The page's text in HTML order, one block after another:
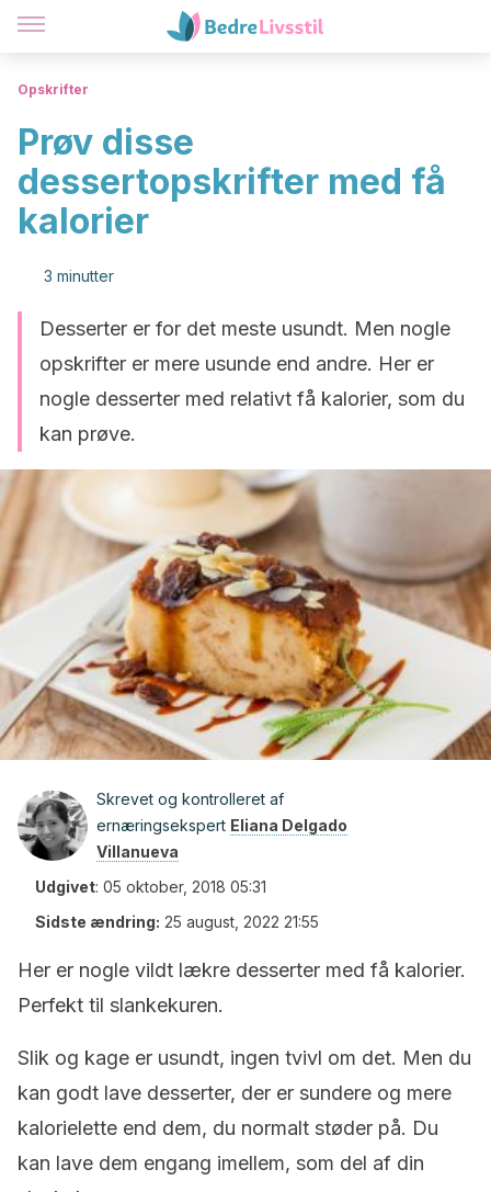
Opskrifter
Prøv disse
dessertopskrifter med få
kalorier
3 minutter
Desserter er for det meste usundt. Men nogle
opskrifter er mere usunde end andre. Her er
nogle desserter med relativt få kalorier, som du
kan prøve.
Skrevet og kontrolleret af
ernæringsekspert Eliana Delgado
Villanueva
Udgivet: 05 oktober, 2018 05:31
Sidste ændring: 25 august, 2022 21:55
Her er nogle vildt lækre desserter med få kalorier.
Perfekt til slankekuren.
Slik og kage er usundt, ingen tvivl om det. Men du
kan godt lave desserter, der er sundere og mere
kalorielette end dem, du normalt støder på. Du
kan lave dem engang imellem, som del af din